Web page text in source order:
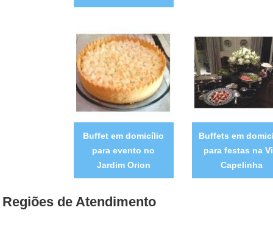
Buffet em domicílio
para evento no
Jardim Orion
Buffets em
para festas na
Capelinha
Regiões de Atendimento